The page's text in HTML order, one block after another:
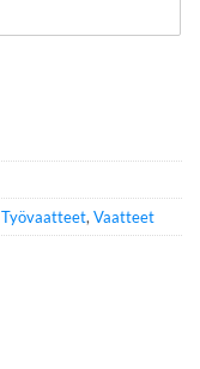
Työvaatteet, Vaatteet